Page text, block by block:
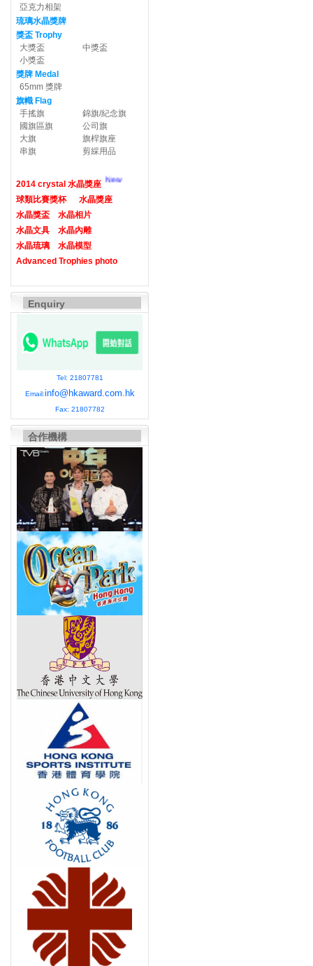
亞克力相架
琉璃水晶獎牌
獎盃 Trophy
大獎盃
中獎盃
小獎盃
獎牌 Medal
65mm 獎牌
旗幟 Flag
手搖旗
錦旗/紀念旗
國旗區旗
公司旗
大旗
旗桿旗座
串旗
剪綵用品
2014 crystal 水晶獎座 New
球類比賽獎杯
水晶獎座
水晶獎盃
水晶相片
水晶文具
水晶內雕
水晶琉璃
水晶模型
Advanced Trophies photo
Enquiry
Tel: 21807781
Email:info@hkaward.com.hk
Fax: 21807782
合作機構